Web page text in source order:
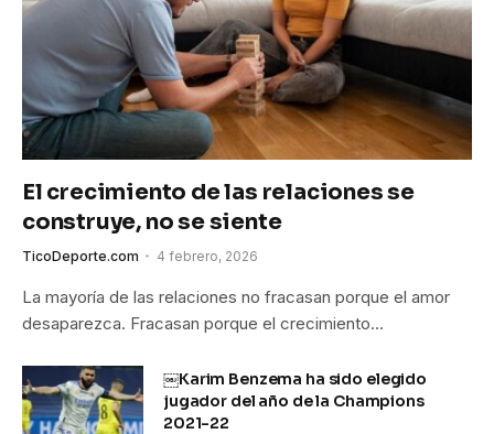
El crecimiento de las relaciones se
construye, no se siente
TicoDeporte.com 4 febrero, 2026
La mayoría de las relaciones no fracasan porque el amor
desaparezca. Fracasan porque el crecimiento…
￼Karim Benzema ha sido elegido
jugador del año de la Champions
2021-22